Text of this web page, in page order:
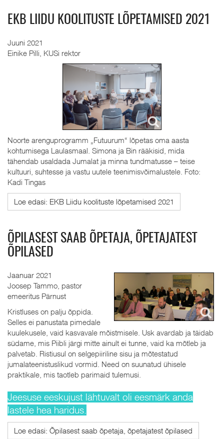
EKB LIIDU KOOLITUSTE LÕPETAMISED 2021
Juuni 2021
Einike Pilli, KUSi rektor
Noorte arenguprogramm „Futuurum“ lõpetas oma aasta
kohtumisega Laulasmaal. Simona ja Bin rääkisid, mida
tähendab usaldada Jumalat ja minna tundmatusse – teise
kultuuri, suhtesse ja vastu uutele teenimisvõimalustele. Foto:
Kadi Tingas
Loe edasi: EKB Liidu koolituste lõpetamised 2021
ÕPILASEST SAAB ÕPETAJA, ÕPETAJATEST
ÕPILASED
Jaanuar 2021
Joosep Tammo, pastor
emeeritus Pärnust
Kristluses on palju õppida.
Selles ei panustata pimedale
kuulekusele, vaid kasvavale mõistmisele. Usk avardab ja täidab
südame, mis Piibli järgi mitte ainult ei tunne, vaid ka mõtleb ja
palvetab. Ristiusul on selgepiiriline sisu ja mõtestatud
jumalateenistuslikud vormid. Need on suunatud ühisele
praktikale, mis taotleb parimaid tulemusi.
Jeesuse eeskujust lähtuvalt oli eesmärk anda
lastele hea haridus.
Loe edasi: Õpilasest saab õpetaja, õpetajatest õpilased